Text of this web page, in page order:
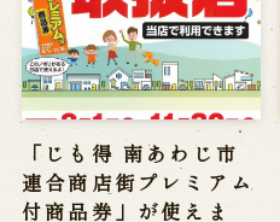
「じも得 南あわじ市
連合商店街プレミアム
付商品券」が使えま